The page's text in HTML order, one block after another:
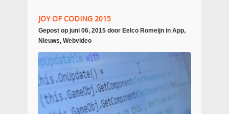
JOY OF CODING 2015
Gepost op juni 06, 2015 door Eelco Romeijn in App,
Nieuws, Webvideo